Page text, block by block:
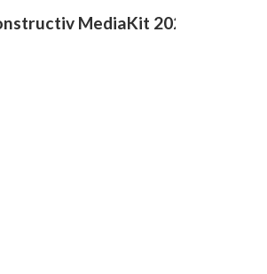
MediaKit 2020